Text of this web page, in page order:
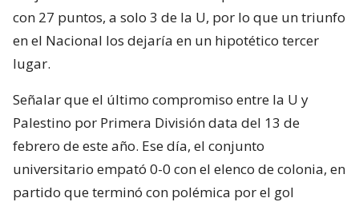
con 27 puntos, a solo 3 de la U, por lo que un triunfo
en el Nacional los dejaría en un hipotético tercer
lugar.
Señalar que el último compromiso entre la U y
Palestino por Primera División data del 13 de
febrero de este año. Ese día, el conjunto
universitario empató 0-0 con el elenco de colonia, en
partido que terminó con polémica por el gol